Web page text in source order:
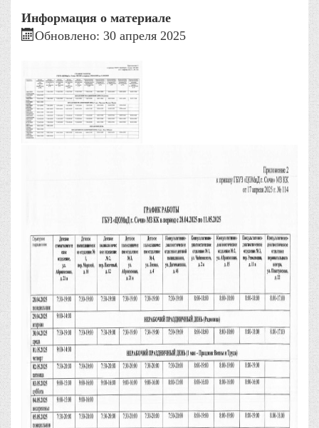
Информация о материале
Обновлено: 30 апреля 2025